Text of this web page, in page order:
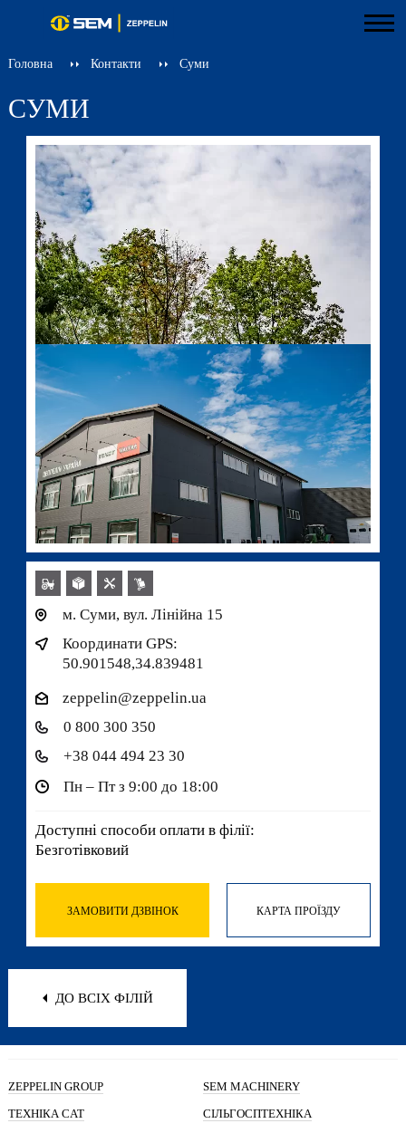
Головна Контакти Суми
СУМИ
м. Суми, вул. Лінійна 15
Координати GPS:
50.901548,34.839481
zeppelin@zeppelin.ua
0 800 300 350
+38 044 494 23 30
Пн – Пт з 9:00 до 18:00
Доступні способи оплати в філії:
Безготівковий
ЗАМОВИТИ ДЗВІНОК КАРТА ПРОЇЗДУ
ДО ВСІХ ФІЛІЙ
ZEPPELIN GROUP
SEM MACHINERY
ТЕХНІКА CAT
СІЛЬГОСПТЕХНІКА